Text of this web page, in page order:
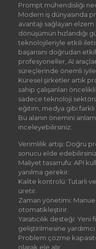
Prompt mühendisliği
Modern iş dünyasında
avantajı sağlayan
dönüşümün hızlandığı
teknolojileriyle etkili
başarısını doğrudan
profesyoneller, AI
süreçlerinde önemli
Küresel şirketler artık
sahip çalışanları
sadece teknoloji sektörü
eğitim, medya gibi farklı
Bu alanın önemini
inceleyebilirsiniz:
Verimlilik artışı: Doğru
sonucu elde
Maliyet tasarrufu: API
yanılma gerekir.
Kalite kontrolü: Tutarlı
üretir.
Zaman yönetimi: Manuel
otomatikleştirir.
Yaratıcılık desteği: Yeni
geliştirilmesine yardımcı
Problem çözme
olarak ele alır.